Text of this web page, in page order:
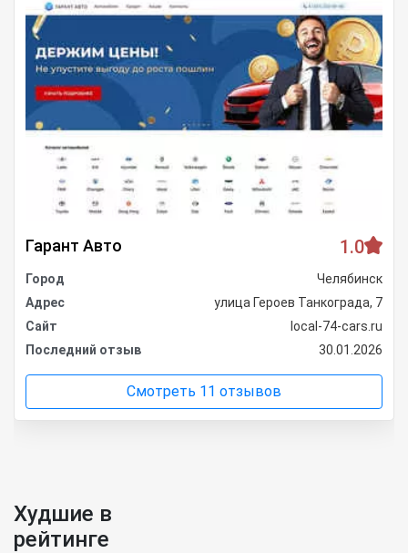
Гарант Авто 1.0
Город
Челябинск
Адрес
улица Героев Танкограда, 7
Сайт
local-74-cars.ru
Последний отзыв
30.01.2026
Смотреть 11 отзывов
Худшие в
рейтинге